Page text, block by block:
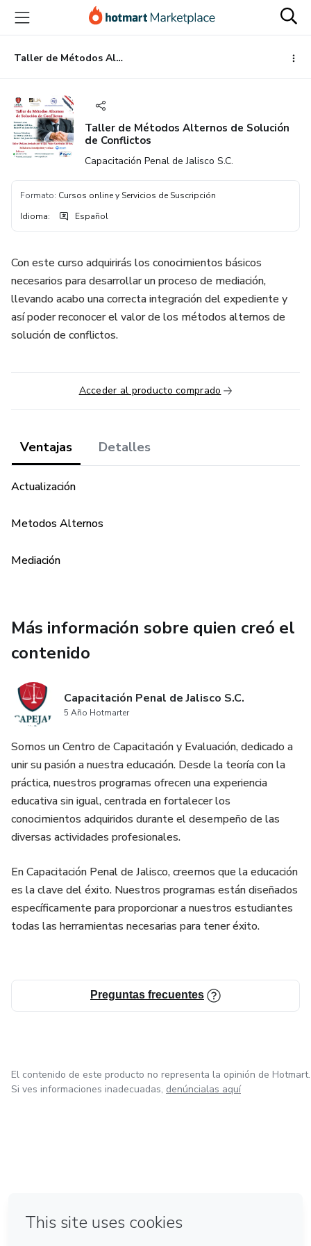
principal
página
de
página
Taller de Métodos Alternos de Solución de Conflictos
Taller de Métodos Alternos de Solución
de Conflictos
Capacitación Penal de Jalisco S.C.
Formato: Cursos online y Servicios de Suscripción
Idioma: Español
Con este curso adquirirás los conocimientos básicos
necesarios para desarrollar un proceso de mediación,
llevando acabo una correcta integración del expediente y
así poder reconocer el valor de los métodos alternos de
solución de conflictos.
Acceder al producto comprado
Ventajas Detalles
Actualización
Metodos Alternos
Mediación
Más información sobre quien creó el
contenido
Capacitación Penal de Jalisco S.C.
5 Año Hotmarter
Somos un Centro de Capacitación y Evaluación, dedicado a
unir su pasión a nuestra educación. Desde la teoría con la
práctica, nuestros programas ofrecen una experiencia
educativa sin igual, centrada en fortalecer los
conocimientos adquiridos durante el desempeño de las
diversas actividades profesionales.
En Capacitación Penal de Jalisco, creemos que la educación
es la clave del éxito. Nuestros programas están diseñados
específicamente para proporcionar a nuestros estudiantes
todas las herramientas necesarias para tener éxito.
Preguntas frecuentes
El contenido de este producto no representa la opinión de Hotmart.
Si ves informaciones inadecuadas, denúncialas aquí
Hecho con❤ en Belo Horizonte